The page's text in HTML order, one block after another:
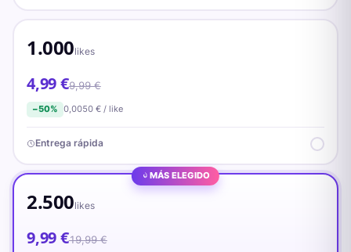
1.000likes
4,99 €9,99 €
−50% 0,0050 € / like
Entrega rápida
MÁS ELEGIDO
2.500likes
9,99 €19,99 €